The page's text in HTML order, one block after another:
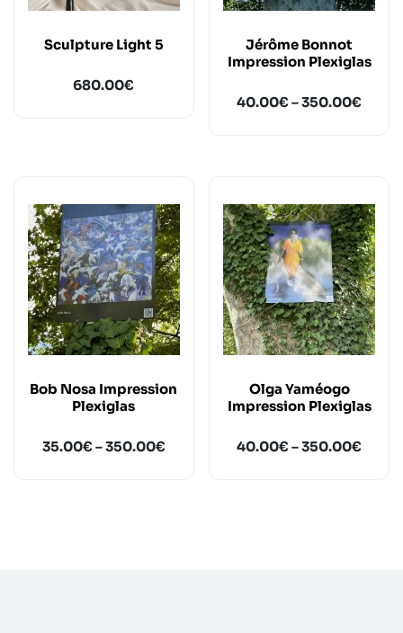
Sculpture Light 5
680.00€
Jérôme Bonnot
Impression Plexiglas
40.00€ –350.00€
Bob Nosa Impression
Plexiglas
35.00€ –350.00€
Olga Yaméogo
Impression Plexiglas
40.00€ –350.00€